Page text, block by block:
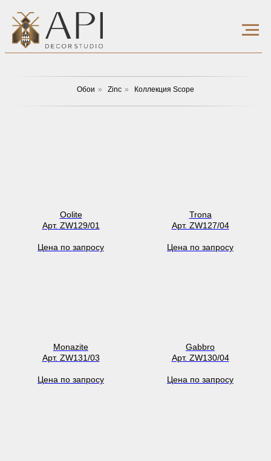
Обои » Zinc » Коллекция Scope
Oolite
Арт. ZW129/01
Цена по запросу
Trona
Арт. ZW127/04
Цена по запросу
Monazite
Арт. ZW131/03
Цена по запросу
Gabbro
Арт. ZW130/04
Цена по запросу